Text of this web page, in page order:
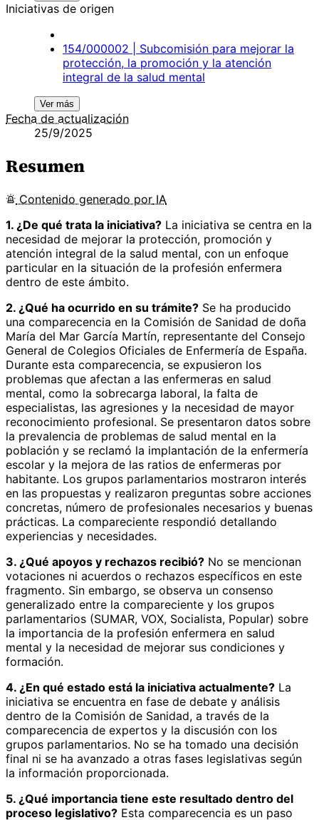
Iniciativas de origen
154/000002 | Subcomisión para mejorar la
protección, la promoción y la atención
integral de la salud mental
Ver más
Fecha de actualización
25/9/2025
Resumen
Contenido generado por IA
1. ¿De qué trata la iniciativa? La iniciativa se centra en la
necesidad de mejorar la protección, promoción y
atención integral de la salud mental, con un enfoque
particular en la situación de la profesión enfermera
dentro de este ámbito.
2. ¿Qué ha ocurrido en su trámite? Se ha producido
una comparecencia en la Comisión de Sanidad de doña
María del Mar García Martín, representante del Consejo
General de Colegios Oficiales de Enfermería de España.
Durante esta comparecencia, se expusieron los
problemas que afectan a las enfermeras en salud
mental, como la sobrecarga laboral, la falta de
especialistas, las agresiones y la necesidad de mayor
reconocimiento profesional. Se presentaron datos sobre
la prevalencia de problemas de salud mental en la
población y se reclamó la implantación de la enfermería
escolar y la mejora de las ratios de enfermeras por
habitante. Los grupos parlamentarios mostraron interés
en las propuestas y realizaron preguntas sobre acciones
concretas, número de profesionales necesarios y buenas
prácticas. La compareciente respondió detallando
experiencias y necesidades.
3. ¿Qué apoyos y rechazos recibió? No se mencionan
votaciones ni acuerdos o rechazos específicos en este
fragmento. Sin embargo, se observa un consenso
generalizado entre la compareciente y los grupos
parlamentarios (SUMAR, VOX, Socialista, Popular) sobre
la importancia de la profesión enfermera en salud
mental y la necesidad de mejorar sus condiciones y
formación.
4. ¿En qué estado está la iniciativa actualmente? La
iniciativa se encuentra en fase de debate y análisis
dentro de la Comisión de Sanidad, a través de la
comparecencia de expertos y la discusión con los
grupos parlamentarios. No se ha tomado una decisión
final ni se ha avanzado a otras fases legislativas según
la información proporcionada.
5. ¿Qué importancia tiene este resultado dentro del
proceso legislativo? Esta comparecencia es un paso